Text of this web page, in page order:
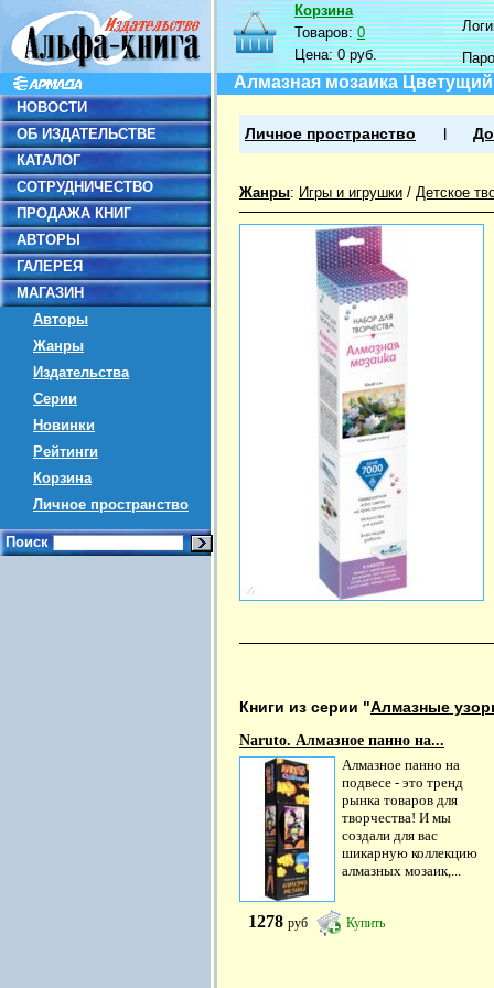
НОВОСТИ
ОБ ИЗДАТЕЛЬСТВЕ
КАТАЛОГ
СОТРУДНИЧЕСТВО
ПРОДАЖА КНИГ
АВТОРЫ
ГАЛЕРЕЯ
МАГАЗИН
Авторы
Жанры
Издательства
Серии
Новинки
Рейтинги
Корзина
Личное пространство
Поиск
Корзина
Товаров:0
Цена:0 руб.
Алмазная мозаика
Личное пространство
Жанры: Игры и игрушки / Детское
Книги из серии "Алмазные
Naruto. Алмазное панно на...
Алмазное панно на
подвесе - это тренд
рынка товаров для
творчества! И мы
создали для вас
шикарную коллекцию
алмазных мозаик,...
1278 руб Купить